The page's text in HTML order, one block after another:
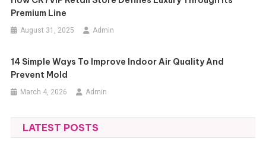
Premium Line
August 31, 2025 Admin
14 Simple Ways To Improve Indoor Air Quality And
Prevent Mold
March 4, 2026 Admin
LATEST POSTS